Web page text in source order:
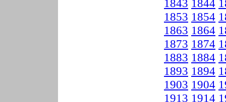
1843 1844
1853 1854
1863 1864
1873 1874
1883 1884
1893 1894
1903 1904
1913 1914